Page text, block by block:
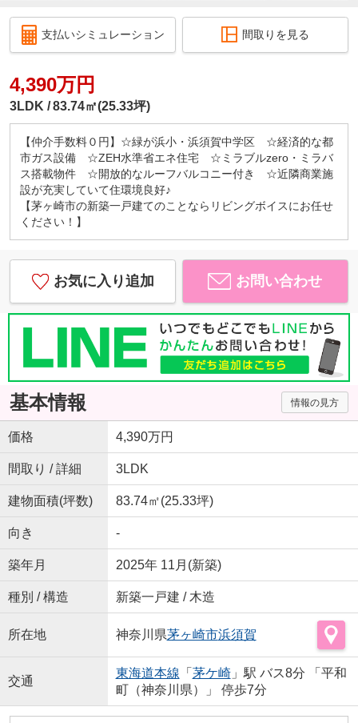
支払いシミュレーション 間取りを見る
4,390万円
3LDK 83.74㎡(25.33坪)
【仲介手数料０円】☆緑が浜小・浜須賀中学区 ☆経済的な都
市ガス設備 ☆ZEH水準省エネ住宅 ☆ミラブルzero・ミラバ
ス搭載物件 ☆開放的なルーフバルコニー付き ☆近隣商業施
設が充実していて住環境良好♪
【茅ヶ崎市の新築一戸建てのことならリビングボイスにお任せ
ください！】
お気に入り追加 お問い合わせ
基本情報 情報の見方
価格 4,390万円
間取り / 詳細 3LDK
建物面積(坪数) 83.74㎡(25.33坪)
向き -
築年月 2025年 11月(新築)
種別 / 構造 新築一戸建 / 木造
所在地 神奈川県茅ヶ崎市浜須賀
交通
東海道本線 「 茅ケ崎」駅 バス8分 「平和
町（神奈川県）」 停歩7分